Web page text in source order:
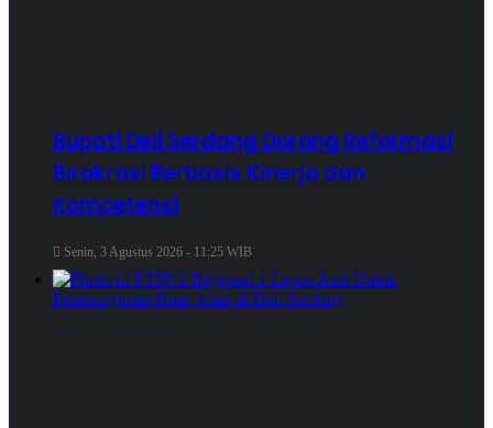
Bupati Deli Serdang Dorong Reformasi
Birokrasi Berbasis Kinerja dan
Kompetensi
Senin, 3 Agustus 2026 - 11:25 WIB